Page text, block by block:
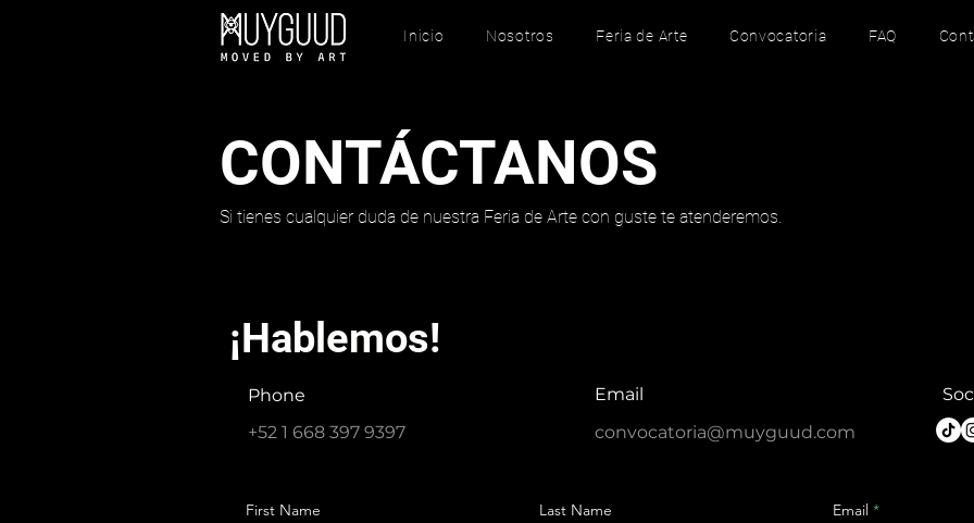
Inicio Nosotros Feria de Arte Convocatoria FAQ
CONTÁCTANOS
Si tienes cualquier duda de nuestra Feria de Arte con guste te atenderemos.
¡Hablemos!
Phone
+52 1 668 397 9397
Email
convocatoria@muyguud.com
First Name Last Name Email